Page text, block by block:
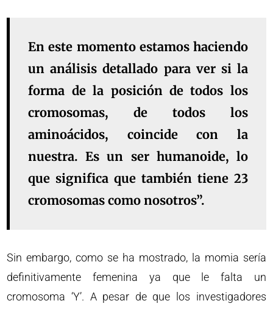
En este momento estamos haciendo
un análisis detallado para ver si la
forma de la posición de todos los
cromosomas, de todos los
aminoácidos, coincide con la
nuestra. Es un ser humanoide, lo
que significa que también tiene 23
cromosomas como nosotros”.
Sin embargo, como se ha mostrado, la momia sería
definitivamente femenina ya que le falta un
cromosoma ‘Y’. A pesar de que los investigadores